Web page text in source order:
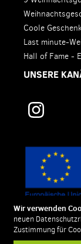
Wir verwenden
neuen
Zustimmung für
Coole
Last minute-
Hall of Fame -
UNSERE
SIGNUU ist